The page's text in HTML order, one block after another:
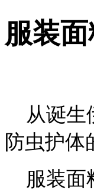
服装
从诞生
防虫护体
服装面